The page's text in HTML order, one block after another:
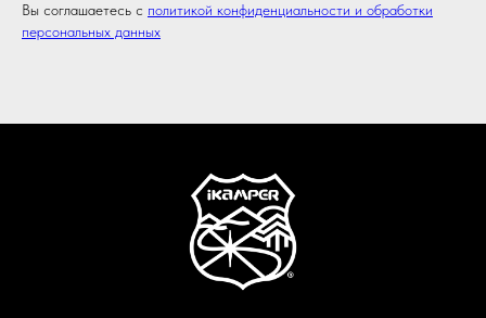
Вы соглашаетесь с политикой конфиденциальности и обработки
персональных данных